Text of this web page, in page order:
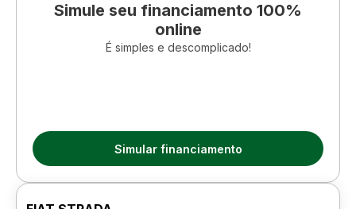
Simule seu financiamento 100%
online
É simples e descomplicado!
Simular financiamento